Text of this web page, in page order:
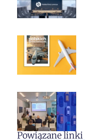
Powiązane linki